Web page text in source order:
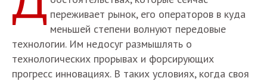
переживает рынок, его операторов в куда
меньшей степени волнуют передовые
технологии. Им недосуг размышлять о
технологических прорывах и форсирующих
прогресс инновациях. В таких условиях, когда своя